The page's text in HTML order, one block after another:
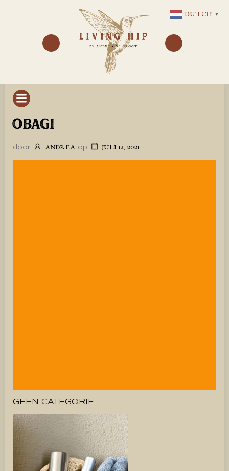
NAAR
DE
INHOUD
OBAGI
door ANDREA op JULI 12, 2021
GEEN CATEGORIE
DUTCH ▼